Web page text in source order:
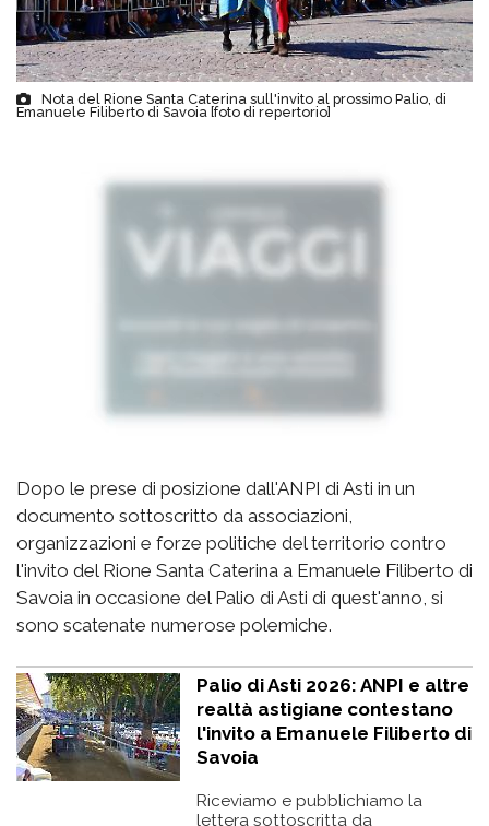
Nota del Rione Santa Caterina sull'invito al prossimo Palio, di
Emanuele Filiberto di Savoia [foto di repertorio]
Dopo le prese di posizione dall'ANPI di Asti in un
documento sottoscritto da associazioni,
organizzazioni e forze politiche del territorio contro
l'invito del Rione Santa Caterina a Emanuele Filiberto di
Savoia in occasione del Palio di Asti di quest'anno, si
sono scatenate numerose polemiche.
Palio di Asti 2026: ANPI e altre
realtà astigiane contestano
l'invito a Emanuele Filiberto di
Savoia
Riceviamo e pubblichiamo la
lettera sottoscritta da